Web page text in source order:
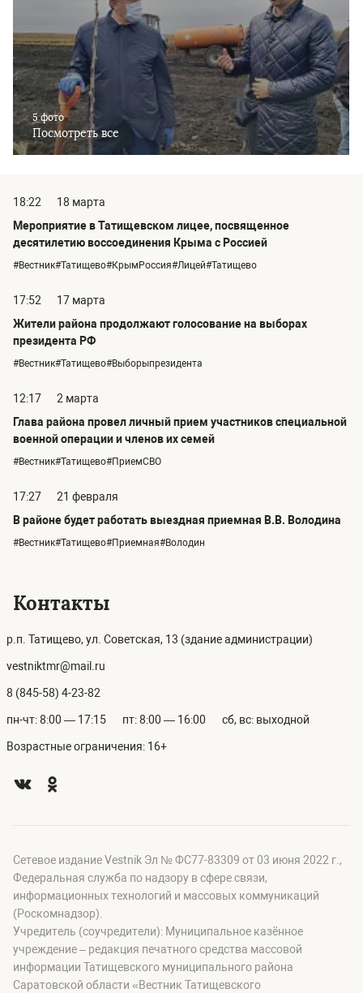
5 фото
Посмотреть все
18:22
18 марта
Мероприятие в Татищевском лицее, посвященное
десятилетию воссоединения Крыма с Россией
#Вестник#Татищево#КрымРоссия#Лицей#Татищево
17:52
17 марта
Жители района продолжают голосование на выборах
президента РФ
#Вестник#Татищево#Выборыпрезидента
12:17
2 марта
Глава района провел личный прием участников специальной
военной операции и членов их семей
#Вестник#Татищево#ПриемСВО
17:27
21 февраля
В районе будет работать выездная приемная В.В. Володина
#Вестник#Татищево#Приемная#Володин
Контакты
р.п. Татищево, ул. Советская, 13 (здание администрации)
vestniktmr@mail.ru
8 (845-58) 4-23-82
пн-чт: 8:00 — 17:15 пт: 8:00 — 16:00 сб, вс: выходной
Возрастные ограничения: 16+
Сетевое издание Vestnik Эл № ФС77-83309 от 03 июня 2022 г.,
Федеральная служба по надзору в сфере связи,
информационных технологий и массовых коммуникаций
(Роскомнадзор).
Учредитель (соучредители): Муниципальное казённое
учреждение – редакция печатного средства массовой
информации Татищевского муниципального района
Саратовской области «Вестник Татищевского